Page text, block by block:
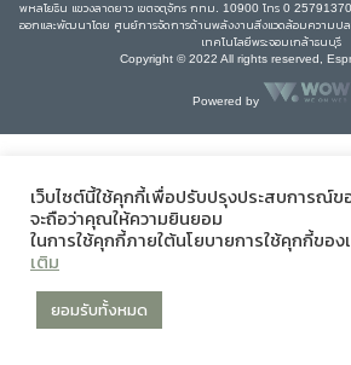
พหลโยธิน แขวงลาดยาว เขตจตุจักร กทม. 10900 โทร 0
ออกและพัฒนาโดย ศูนย์การจัดการด้านพลังงานสิ่งแวดล้อมความป
เทคโนโลยีพระจอมเกล้าธนบุรี
Copyright © 2022 All rights reserved,
Powered by
เว็บไซต์นี้ใช้คุกกี้เพื่อปรับปรุงประสบการณ์ข
จะถือว่าคุณให้ความยินยอม
ในการใช้คุกกี้ภายใต้นโยบายการใช้คุกกี้ของ
เติม
ยอมรับทั้งหมด